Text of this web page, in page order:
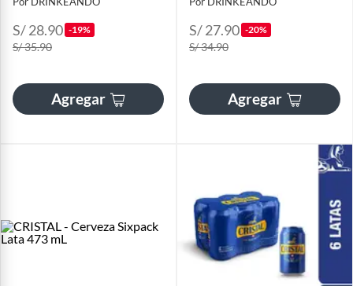
S/ 28.90 -19%
S/ 35.90
Agregar
S/ 27.90 -20%
S/ 34.90
Agregar